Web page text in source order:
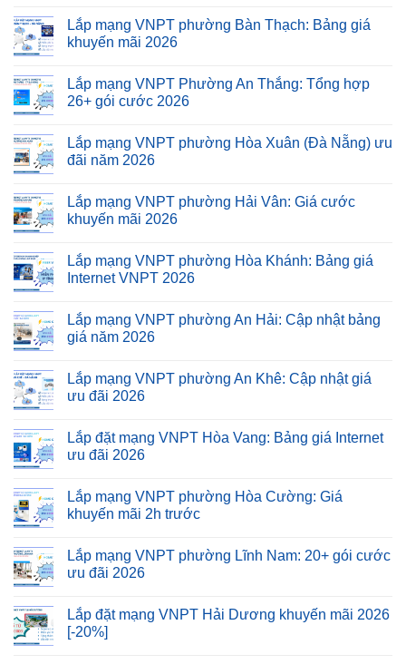
Lắp mạng VNPT phường Bàn Thạch: Bảng giá
khuyến mãi 2026
Lắp mạng VNPT Phường An Thắng: Tổng hợp
26+ gói cước 2026
Lắp mạng VNPT phường Hòa Xuân (Đà Nẵng) ưu
đãi năm 2026
Lắp mạng VNPT phường Hải Vân: Giá cước
khuyến mãi 2026
Lắp mạng VNPT phường Hòa Khánh: Bảng giá
Internet VNPT 2026
Lắp mạng VNPT phường An Hải: Cập nhật bảng
giá năm 2026
Lắp mạng VNPT phường An Khê: Cập nhật giá
ưu đãi 2026
Lắp đặt mạng VNPT Hòa Vang: Bảng giá Internet
ưu đãi 2026
Lắp mạng VNPT phường Hòa Cường: Giá
khuyến mãi 2h trước
Lắp mạng VNPT phường Lĩnh Nam: 20+ gói cước
ưu đãi 2026
Lắp đặt mạng VNPT Hải Dương khuyến mãi 2026
[-20%]